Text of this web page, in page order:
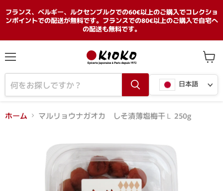
フランス、ベルギー、ルクセンブルクでの60€以上のご購入でコレクショ
ンポイントでの配送が無料です。フランスでの80€以上のご購入で自宅へ
の配送も無料です。
ニ
ュ
ー
言
語
日本語
ー
ト
見
ホーム マルリョウナガオカ しそ漬薄塩梅干Ｌ 250g